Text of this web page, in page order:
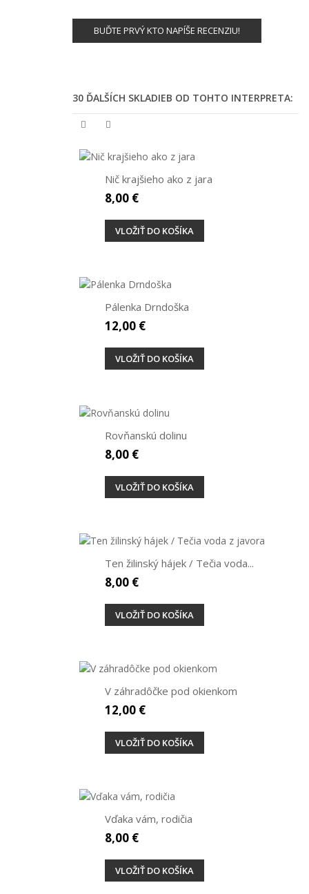
BUĎTE PRVÝ KTO NAPÍŠE RECENZIU!
30 ĎALŠÍCH SKLADIEB OD TOHTO INTERPRETA:
Nič krajšieho ako z jara
8,00 €
VLOŽIŤ DO KOŠÍKA
Pálenka Drndoška
12,00 €
VLOŽIŤ DO KOŠÍKA
Rovňanskú dolinu
8,00 €
VLOŽIŤ DO KOŠÍKA
Ten žilinský hájek / Tečia voda...
8,00 €
VLOŽIŤ DO KOŠÍKA
V záhradôčke pod okienkom
12,00 €
VLOŽIŤ DO KOŠÍKA
Vďaka vám, rodičia
8,00 €
VLOŽIŤ DO KOŠÍKA